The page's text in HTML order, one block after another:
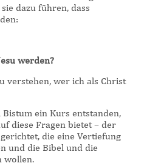
dazu führen, dass
werden?
verstehen, wer ich als Christ
ein Kurs entstanden,
diese Fragen bietet – der
die eine Vertiefung
und die Bibel und die
wollen.